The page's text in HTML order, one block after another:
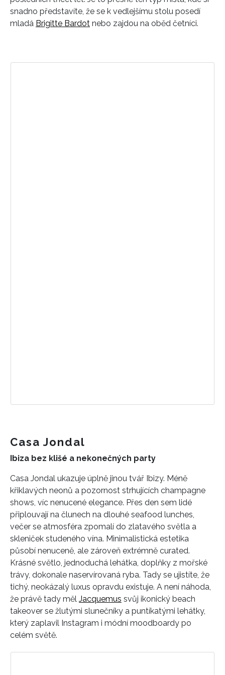
snadno představíte, že se k vedlejšímu stolu posedí
mladá Brigitte Bardot nebo zajdou na oběd četníci.
Casa Jondal
Ibiza bez klišé a nekonečných party
Casa Jondal ukazuje úplně jinou tvář Ibizy. Méně
křiklavých neonů a pozornost strhujících champagne
shows, víc nenucené elegance. Přes den sem lidé
připlouvají na člunech na dlouhé seafood lunches,
večer se atmosféra zpomalí do zlatavého světla a
skleniček studeného vína. Minimalistická estetika
působí nenuceně, ale zároveň extrémně curated.
Krásné světlo, jednoduchá lehátka, doplňky z mořské
trávy, dokonale naservírovaná ryba. Tady se ujistíte, že
tichý, neokázalý luxus opravdu existuje. A není náhoda,
že právě tady měl Jacquemus svůj ikonický beach
takeover se žlutými slunečníky a puntíkatými lehátky,
který zaplavil Instagram i módní moodboardy po
celém světě.